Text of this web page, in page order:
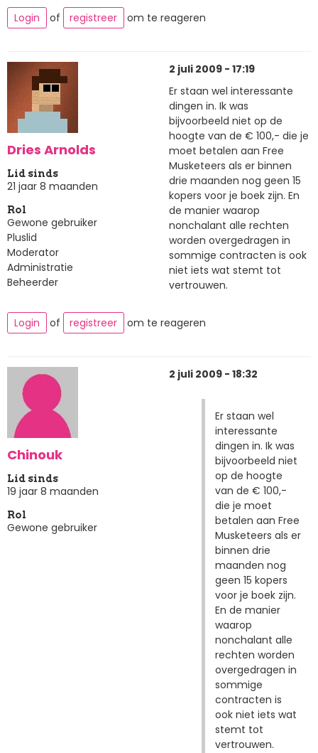
Login
of registreer om te reageren
Dries Arnolds
Lid sinds
21 jaar 8 maanden
Rol
Gewone gebruiker
Pluslid
Moderator
Administratie
Beheerder
2 juli 2009 - 17:19
Er staan wel interessante
dingen in. Ik was
bijvoorbeeld niet op de
hoogte van de € 100,- die je
moet betalen aan Free
Musketeers als er binnen
drie maanden nog geen 15
kopers voor je boek zijn. En
de manier waarop
nonchalant alle rechten
worden overgedragen in
sommige contracten is ook
niet iets wat stemt tot
vertrouwen.
Login of registreer om te reageren
Chinouk
Lid sinds
19 jaar 8 maanden
Rol
Gewone gebruiker
2 juli 2009 - 18:32
Er staan wel
interessante
dingen in. Ik was
bijvoorbeeld niet
op de hoogte
van de € 100,-
die je moet
betalen aan Free
Musketeers als er
binnen drie
maanden nog
geen 15 kopers
voor je boek zijn.
En de manier
waarop
nonchalant alle
rechten worden
overgedragen in
sommige
contracten is
ook niet iets wat
stemt tot
vertrouwen.